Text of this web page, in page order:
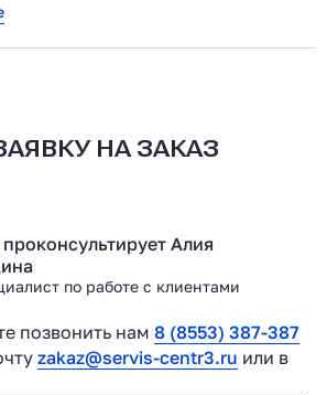
НА ЗАКАЗ
Алия
по работе с клиентами
позвонить нам 8 (8553) 387-387
zakaz@servis-centr3.ru или в